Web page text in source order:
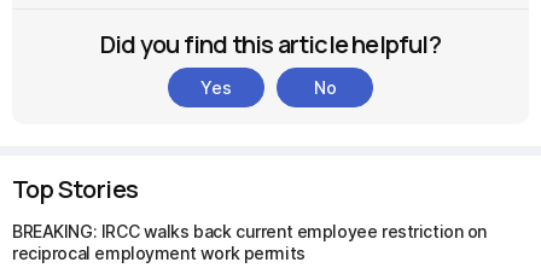
Did you find this article helpful?
Yes No
Top Stories
BREAKING: IRCC walks back current employee restriction on
reciprocal employment work permits